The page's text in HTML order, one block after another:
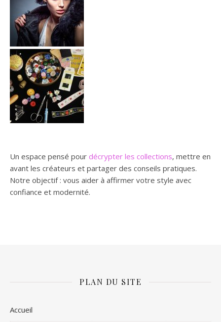
Un espace pensé pour décrypter les collections, mettre en
avant les créateurs et partager des conseils pratiques.
Notre objectif : vous aider à affirmer votre style avec
confiance et modernité.
PLAN DU SITE
Accueil